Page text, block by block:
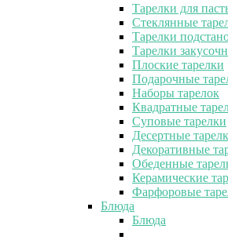
Тарелки для
Стеклянные
Тарелки
Тарелки
Плоские тарелки
Подарочные
Наборы тарелок
Квадратные
Суповые тарелки
Десертные
Декоративные
Обеденные
Керамические
Фарфоровые
Блюда
Блюда